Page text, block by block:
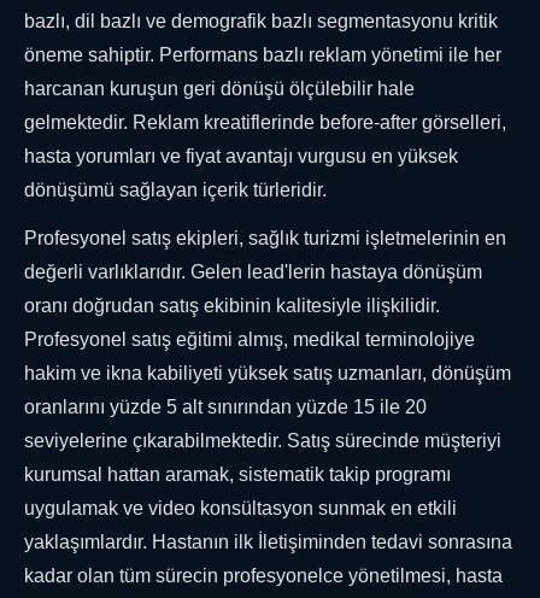
bazlı, dil bazlı ve demografik bazlı segmentasyonu kritik
öneme sahiptir. Performans bazlı reklam yönetimi ile her
harcanan kuruşun geri dönüşü ölçülebilir hale
gelmektedir. Reklam kreatiflerinde before-after görselleri,
hasta yorumları ve fiyat avantajı vurgusu en yüksek
dönüşümü sağlayan içerik türleridir.
Profesyonel satış ekipleri, sağlık turizmi işletmelerinin en
değerli varlıklarıdır. Gelen lead'lerin hastaya dönüşüm
oranı doğrudan satış ekibinin kalitesiyle ilişkilidir.
Profesyonel satış eğitimi almış, medikal terminolojiye
hakim ve ikna kabiliyeti yüksek satış uzmanları, dönüşüm
oranlarını yüzde 5 alt sınırından yüzde 15 ile 20
seviyelerine çıkarabilmektedir. Satış sürecinde müşteriyi
kurumsal hattan aramak, sistematik takip programı
uygulamak ve video konsültasyon sunmak en etkili
yaklaşımlardır. Hastanın ilk İletişiminden tedavi sonrasına
kadar olan tüm sürecin profesyonelce yönetilmesi, hasta